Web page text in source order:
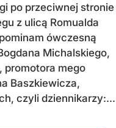
po przeciwnej stronie
z ulicą Romualda
ówczesną
Michalskiego,
promotora mego
Baszkiewicza,
czyli dziennikarzy:...